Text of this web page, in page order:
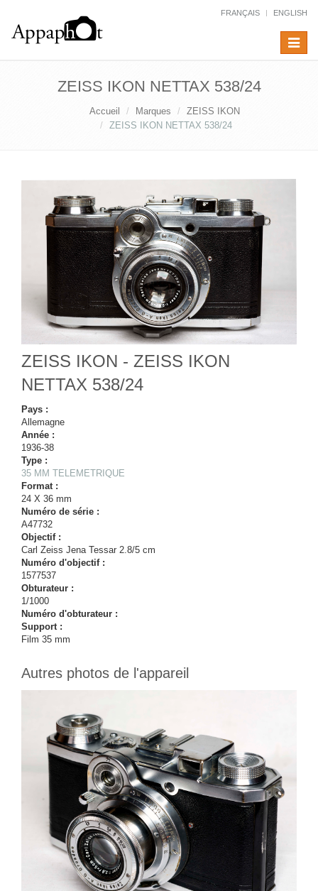
FRANÇAIS ENGLISH
Toggle
ZEISS IKON NETTAX 538/24
Accueil Marques
ZEISS IKON
ZEISS IKON NETTAX 538/24
ZEISS IKON - ZEISS IKON
NETTAX 538/24
Pays :
Allemagne
Année :
1936-38
Type :
35 MM TELEMETRIQUE
Format :
24 X 36 mm
Numéro de série :
A47732
Objectif :
Carl Zeiss Jena Tessar 2.8/5 cm
Numéro d'objectif :
1577537
Obturateur :
1/1000
Numéro d'obturateur :
Support :
Film 35 mm
Autres photos de l'appareil